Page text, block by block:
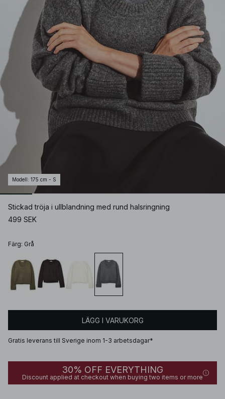
Modell : 175 cm - S
Stickad tröja i ullblandning med rund halsringning
499 SEK
Färg: Grå
LÄGG I VARUKORG
Gratis leverans till Sverige inom 1-3 arbetsdagar*
30% OFF EVERYTHING
Discount applied at checkout when buying two items or more